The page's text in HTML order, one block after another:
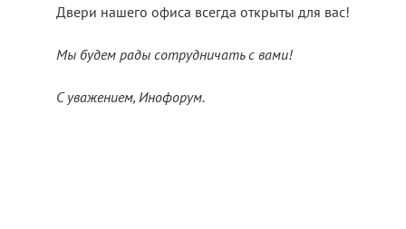
Двери нашего офиса всегда открыты для вас!
Мы будем рады сотрудничать с вами!
С уважением, Инофорум.